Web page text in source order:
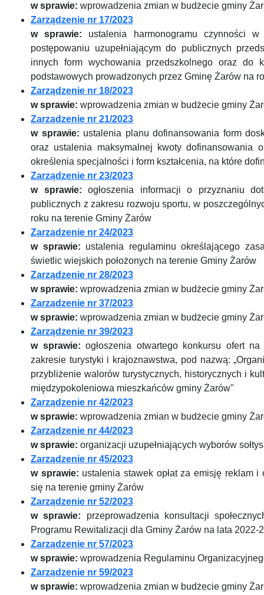
w sprawie: wprowadzenia zmian w budżecie gminy
Zarządzenie nr 17/2023
w sprawie: ustalenia harmonogramu czynności
postępowaniu uzupełniającym do publicznych
innych form wychowania przedszkolnego oraz do
podstawowych prowadzonych przez Gminę Żarów na
Zarządzenie nr 18/2023
w sprawie: wprowadzenia zmian w budżecie gminy
Zarządzenie nr 21/2023
w sprawie: ustalenia planu dofinansowania form
oraz ustalenia maksymalnej kwoty dofinansowania
określenia specjalności i form kształcenia, na które
Zarządzenie nr 23/2023
w sprawie: ogłoszenia informacji o przyznaniu
publicznych z zakresu rozwoju sportu, w
roku na terenie Gminy Żarów
Zarządzenie nr 24/2023
w sprawie: ustalenia regulaminu określającego
świetlic wiejskich położonych na terenie Gminy Żarów
Zarządzenie nr 28/2023
w sprawie: wprowadzenia zmian w budżecie gminy
Zarządzenie nr 37/2023
w sprawie: wprowadzenia zmian w budżecie gminy
Zarządzenie nr 39/2023
w sprawie: ogłoszenia otwartego konkursu ofert
zakresie turystyki i krajoznawstwa, pod nazwą:
przybliżenie walorów turystycznych, historycznych i
międzypokoleniowa mieszkańców gminy Żarów"
Zarządzenie nr 42/2023
w sprawie: wprowadzenia zmian w budżecie gminy
Zarządzenie nr 44/2023
w sprawie: organizacji uzupełniających wyborów
Zarządzenie nr 45/2023
w sprawie: ustalenia stawek opłat za emisję reklam i
się na terenie gminy Żarów
Zarządzenie nr 52/2023
w sprawie: przeprowadzenia konsultacji
Programu Rewitalizacji dla Gminy Żarów na lata 2022-
Zarządzenie nr 57/2023
w sprawie: wprowadzenia Regulaminu
Zarządzenie nr 59/2023
w sprawie: wprowadzenia zmian w budżecie gminy